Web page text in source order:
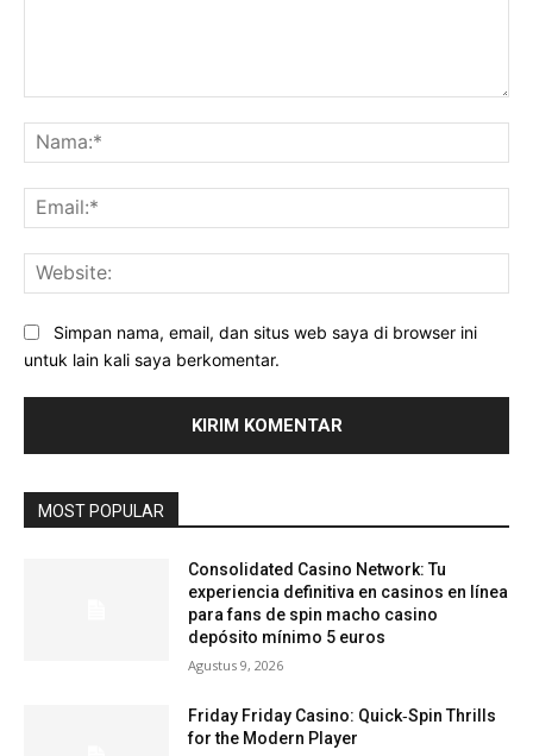
Simpan nama, email, dan situs web saya di browser ini
untuk lain kali saya berkomentar.
MOST POPULAR
Consolidated Casino Network: Tu
experiencia definitiva en casinos en línea
para fans de spin macho casino
depósito mínimo 5 euros
Agustus 9, 2026
Friday Friday Casino: Quick‑Spin Thrills
for the Modern Player